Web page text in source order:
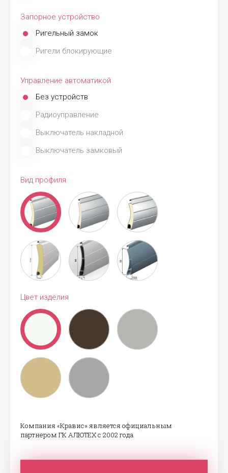
Запорное устройство
Ригельный замок
Ригели блокирующие
Управление автоматикой
Без устройств
Радиоуправление
Выключатель накладной
Выключатель замковый
Вид профиля
Цвет изделия
Компания «Кравис» является официальным
партнером ГК АЛЮТЕХ с 2002 года